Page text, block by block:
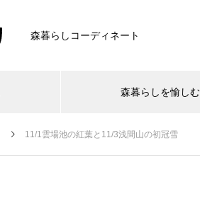
森暮らしコーディネート
森暮らしを愉しむ
11/1雲場池の紅葉と11/3浅間山の初冠雪